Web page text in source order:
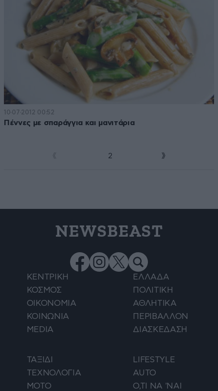
10·07·2012 00:52
Πέννες με σπαράγγια και μανιτάρια
2
NEWSBEAST
ΚΕΝΤΡΙΚΗ
ΕΛΛΑΔΑ
ΚΟΣΜΟΣ
ΠΟΛΙΤΙΚΗ
ΟΙΚΟΝΟΜΙΑ
ΑΘΛΗΤΙΚΑ
ΚΟΙΝΩΝΙΑ
ΠΕΡΙΒΑΛΛΟΝ
MEDIA
ΔΙΑΣΚΕΔΑΣΗ
ΤΑΞΙΔΙ
LIFESTYLE
ΤΕΧΝΟΛΟΓΙΑ
AUTO
ΜΟΤΟ
Ο,ΤΙ ΝΑ 'ΝΑΙ